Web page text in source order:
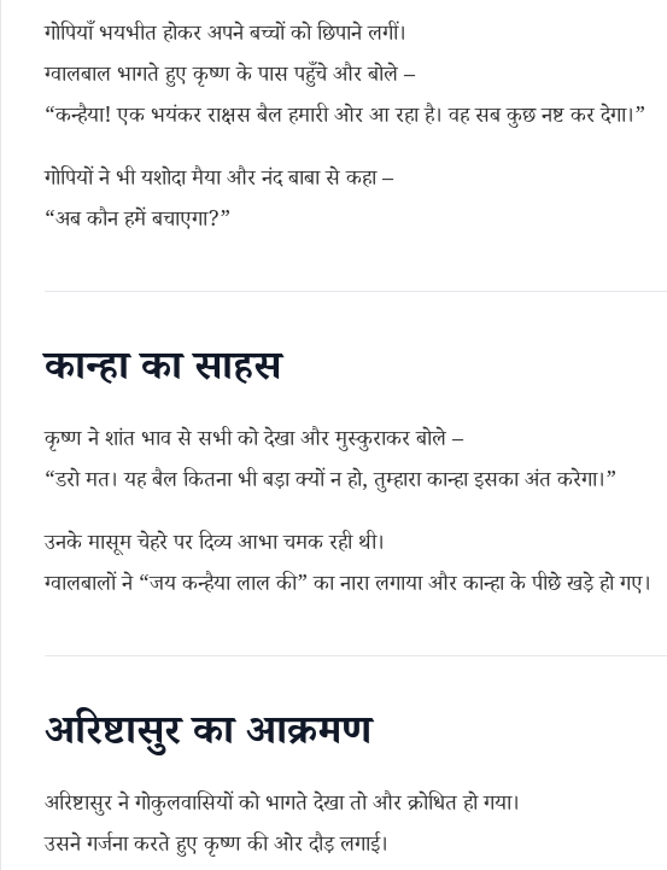
गोपियाँ भयभीत होकर अपने बच्चों को छिपाने लगीं।
ग्वालबाल भागते हुए कृष्ण के पास पहुँचे और बोले –
“कन्हैया! एक भयंकर राक्षस बैल हमारी ओर आ रहा है। वह सब कुछ नष्ट कर देगा।”
गोपियों ने भी यशोदा मैया और नंद बाबा से कहा –
“अब कौन हमें बचाएगा?”
कान्हा का साहस
कृष्ण ने शांत भाव से सभी को देखा और मुस्कुराकर बोले –
“डरो मत। यह बैल कितना भी बड़ा क्यों न हो, तुम्हारा कान्हा इसका अंत करेगा।”
उनके मासूम चेहरे पर दिव्य आभा चमक रही थी।
ग्वालबालों ने “जय कन्हैया लाल की” का नारा लगाया और कान्हा के पीछे खड़े हो गए।
अरिष्टासुर का आक्रमण
अरिष्टासुर ने गोकुलवासियों को भागते देखा तो और क्रोधित हो गया।
उसने गर्जना करते हुए कृष्ण की ओर दौड़ लगाई।